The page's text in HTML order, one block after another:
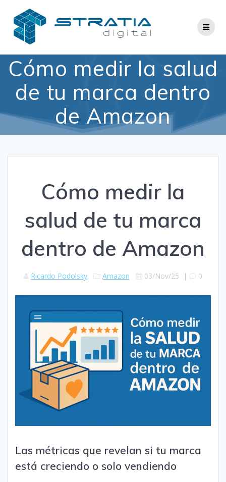
al
contenido
Cómo medir la salud
de tu marca dentro
de Amazon
Cómo medir la
salud de tu marca
dentro de Amazon
Ricardo Podolsky Amazon 03/Nov/25 | 0
Las métricas que revelan si tu marca
está creciendo o solo vendiendo